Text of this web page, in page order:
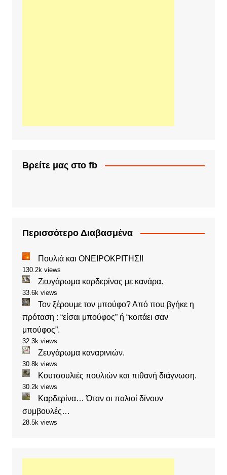
Βρείτε μας στο fb
Περισσότερο Διαβασμένα
Πουλιά και ΟΝΕΙΡΟΚΡΙΤΗΣ!!
130.2k views
Ζευγάρωμα καρδερίνας με κανάρα.
33.6k views
Τον ξέρουμε τον μπούφο? Από που βγήκε η
πρόταση : “είσαι μπούφος” ή “κοιτάει σαν
μπούφος”.
32.3k views
Ζευγάρωμα καναρινιών.
30.8k views
Κουτσουλιές πουλιών και πιθανή διάγνωση.
30.2k views
Καρδερίνα… Όταν οι παλιοί δίνουν
συμβουλές…
28.5k views